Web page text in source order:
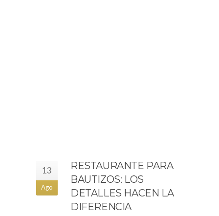
13
Ago
RESTAURANTE PARA
BAUTIZOS: LOS
DETALLES HACEN LA
DIFERENCIA